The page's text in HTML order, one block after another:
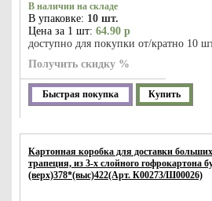
В наличии на складе
В упаковке: 10 шт.
Цена за 1 шт: 64.90 р
доступно для покупки от/кратно 10
Получить скидку %
Быстрая покупка Купить
Картонная коробка для доставки
трапеция, из 3-х слойного гофрокартона
(верх)378*(выс)422(Арт. К00273/Ш00026)